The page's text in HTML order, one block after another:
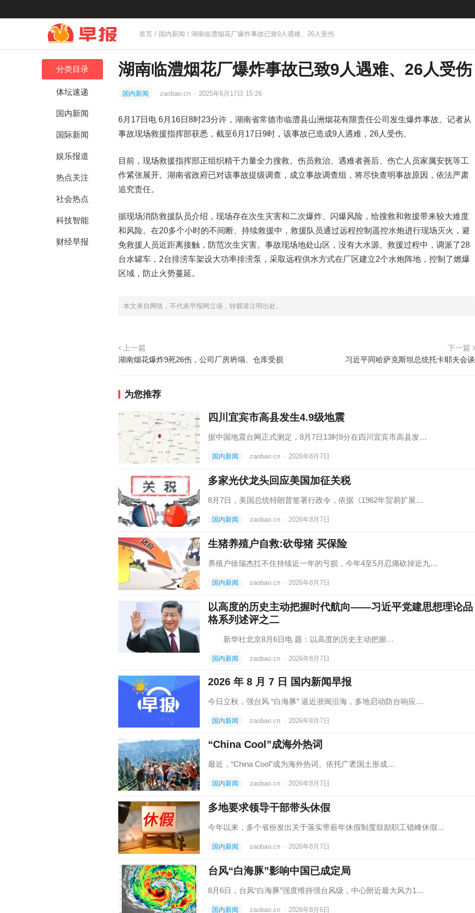
首页 / 国内新闻 / 湖南临澧烟花厂爆炸事故已致9人遇难、26人受伤
分类目录
体坛速递
国内新闻
国际新闻
娱乐报道
热点关注
社会热点
科技智能
财经早报
湖南临澧烟花厂爆炸事故已致9人遇难、26人受伤
国内新闻 zaobao.cn · 2025年6月17日 15:26
6月17日电 6月16日8时23分许，湖南省常德市临澧县山洲烟花有限责任公司发生爆炸事故。记者从
事故现场救援指挥部获悉，截至6月17日9时，该事故已造成9人遇难，26人受伤。
目前，现场救援指挥部正组织精干力量全力搜救。伤员救治、遇难者善后、伤亡人员家属安抚等工
作紧张展开。湖南省政府已对该事故提级调查，成立事故调查组，将尽快查明事故原因，依法严肃
追究责任。
据现场消防救援队员介绍，现场存在次生灾害和二次爆炸、闪爆风险，给搜救和救援带来较大难度
和风险。在20多个小时的不间断、持续救援中，救援队员通过远程控制遥控水炮进行现场灭火，避
免救援人员近距离接触，防范次生灾害。事故现场地处山区，没有大水源。救援过程中，调派了28
台水罐车，2台排涝车架设大功率排涝泵，采取远程供水方式在厂区建立2个水炮阵地，控制了燃爆
区域，防止火势蔓延。
本文来自网络，不代表早报网立场，转载请注明出处。
上一篇
湖南烟花爆炸9死26伤，公司厂房坍塌、仓库受损
下一篇
习近平同哈萨克斯坦总统托卡耶夫会谈
为您推荐
四川宜宾市高县发生4.9级地震
据中国地震台网正式测定，8月7日13时8分在四川宜宾市高县发…
国内新闻 zaobao.cn · 2026年8月7日
多家光伏龙头回应美国加征关税
8月7日，美国总统特朗普签署行政令，依据《1962年贸易扩展…
国内新闻 zaobao.cn · 2026年8月7日
生猪养殖户自救:砍母猪 买保险
养殖户徐瑞杰扛不住持续近一年的亏损，今年4至5月忍痛砍掉近九…
国内新闻 zaobao.cn · 2026年8月7日
以高度的历史主动把握时代航向——习近平党建思想理论品
格系列述评之二
新华社北京8月6日电 题：以高度的历史主动把握…
国内新闻 zaobao.cn · 2026年8月7日
2026 年 8 月 7 日 国内新闻早报
今日立秋，强台风 “白海豚” 逼近浙闽沿海，多地启动防台响应…
国内新闻 zaobao.cn · 2026年8月7日
“China Cool”成海外热词
最近，“China Cool”成为海外热词。依托广袤国土形成…
国内新闻 zaobao.cn · 2026年8月7日
多地要求领导干部带头休假
今年以来，多个省份发出关于落实带薪年休假制度鼓励职工错峰休假…
国内新闻 zaobao.cn · 2026年8月7日
台风“白海豚”影响中国已成定局
8月6日，台风“白海豚”强度维持强台风级，中心附近最大风力1…
国内新闻 zaobao.cn · 2026年8月6日